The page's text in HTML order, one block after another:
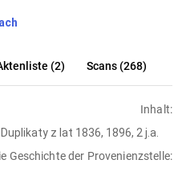
(2) Scans (268)
Inhalt:
z lat 1836, 1896, 2 j.a.
Geschichte der Provenienzstelle: